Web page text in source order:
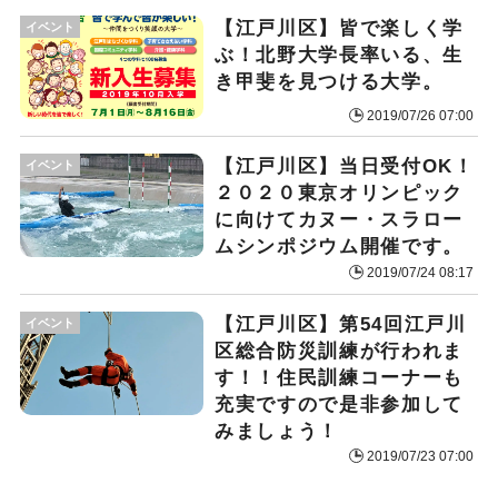
【江戸川区】皆で楽しく学
ぶ！北野大学長率いる、生
き甲斐を見つける大学。
2019/07/26 07:00
イベント
【江戸川区】当日受付OK！
２０２０東京オリンピック
に向けてカヌー・スラロー
ムシンポジウム開催です。
2019/07/24 08:17
イベント
【江戸川区】第54回江戸川
区総合防災訓練が行われま
す！！住民訓練コーナーも
充実ですので是非参加して
みましょう！
2019/07/23 07:00
イベント